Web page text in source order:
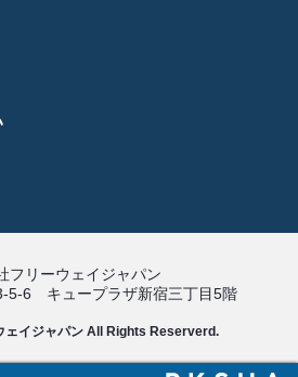
フリーウェイジャパン
5-6 キュープラザ新宿三丁目5階
ェイジャパン All Rights Reserverd.